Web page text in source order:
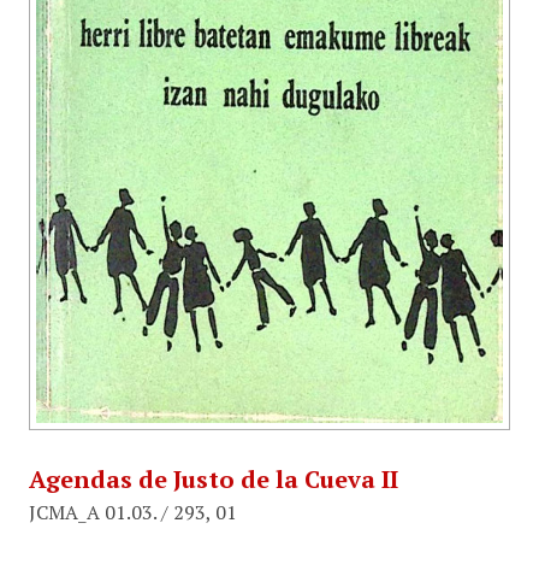
Agendas de Justo de la Cueva II
JCMA_A 01.03. / 293, 01